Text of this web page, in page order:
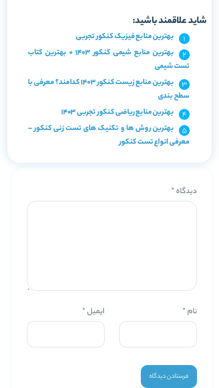
شاید علاقمند باشید:
بهترین منابع فیزیک کنکور تجربی
بهترین منابع شیمی کنکور 1403 + بهترین کتاب
تست شیمی
بهترین منابع زیست کنکور 1403 کدامند؟ معرفی با
سطح بندی
بهترین منابع ریاضی کنکور تجربی 1403
بهترین روش ها و تکنیک های تست زنی کنکور –
معرفی انواع تست کنکور
دیدگاه *
نام * ایمیل*